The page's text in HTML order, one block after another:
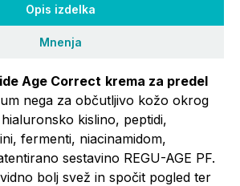
Opis izdelka
Mnenja
Age Correct krema za predel
nega za občutljivo kožo okrog
kislino, peptidi,
fermenti, niacinamidom,
sestavino REGU-AGE PF.
bolj svež in spočit pogled ter